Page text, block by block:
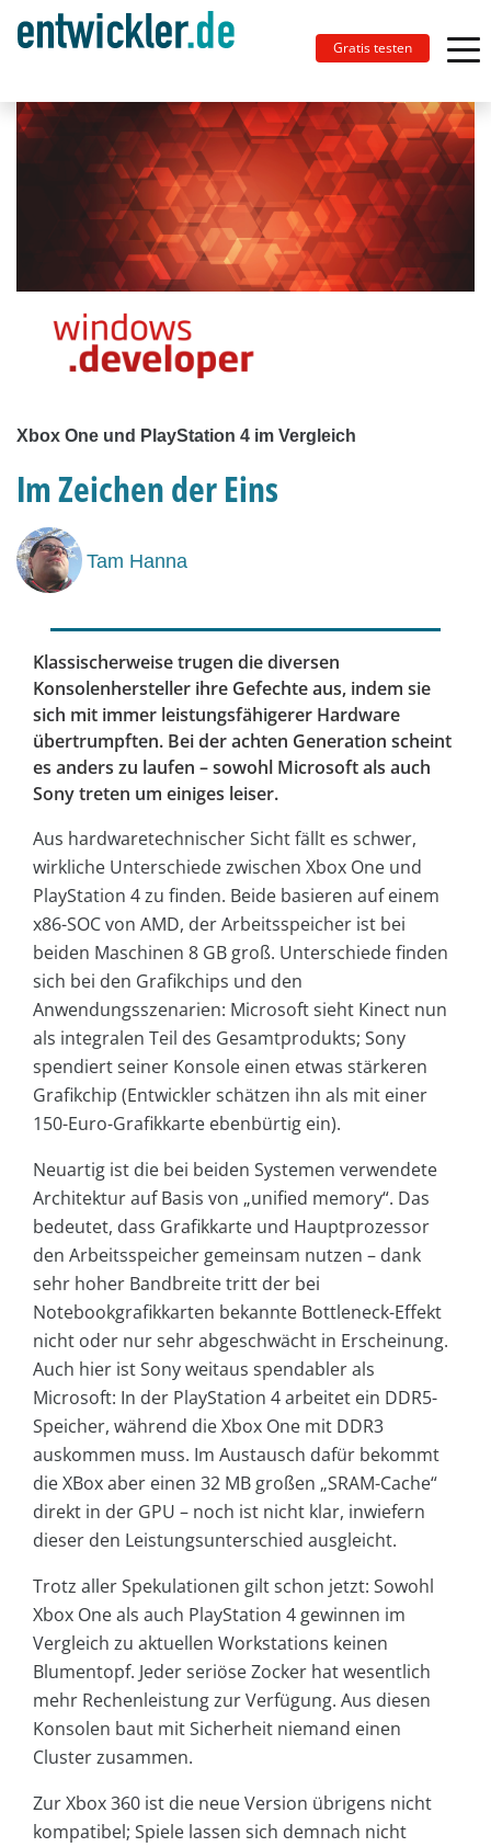
Gratis testen
Xbox One und PlayStation 4 im Vergleich
Im Zeichen der Eins
Tam Hanna
Klassischerweise trugen die diversen
Konsolenhersteller ihre Gefechte aus, indem sie
sich mit immer leistungsfähigerer Hardware
übertrumpften. Bei der achten Generation scheint
es anders zu laufen – sowohl Microsoft als auch
Sony treten um einiges leiser.
Aus hardwaretechnischer Sicht fällt es schwer,
wirkliche Unterschiede zwischen Xbox One und
PlayStation 4 zu finden. Beide basieren auf einem
x86-SOC von AMD, der Arbeitsspeicher ist bei
beiden Maschinen 8 GB groß. Unterschiede finden
sich bei den Grafikchips und den
Anwendungsszenarien: Microsoft sieht Kinect nun
als integralen Teil des Gesamtprodukts; Sony
spendiert seiner Konsole einen etwas stärkeren
Grafikchip (Entwickler schätzen ihn als mit einer
150-Euro-Grafikkarte ebenbürtig ein).
Neuartig ist die bei beiden Systemen verwendete
Architektur auf Basis von „unified memory“. Das
bedeutet, dass Grafikkarte und Hauptprozessor
den Arbeitsspeicher gemeinsam nutzen – dank
sehr hoher Bandbreite tritt der bei
Notebookgrafikkarten bekannte Bottleneck-Effekt
nicht oder nur sehr abgeschwächt in Erscheinung.
Auch hier ist Sony weitaus spendabler als
Microsoft: In der PlayStation 4 arbeitet ein DDR5-
Speicher, während die Xbox One mit DDR3
auskommen muss. Im Austausch dafür bekommt
die XBox aber einen 32 MB großen „SRAM-Cache“
direkt in der GPU – noch ist nicht klar, inwiefern
dieser den Leistungsunterschied ausgleicht.
Trotz aller Spekulationen gilt schon jetzt: Sowohl
Xbox One als auch PlayStation 4 gewinnen im
Vergleich zu aktuellen Workstations keinen
Blumentopf. Jeder seriöse Zocker hat wesentlich
mehr Rechenleistung zur Verfügung. Aus diesen
Konsolen baut mit Sicherheit niemand einen
Cluster zusammen.
Zur Xbox 360 ist die neue Version übrigens nicht
kompatibel; Spiele lassen sich demnach nicht